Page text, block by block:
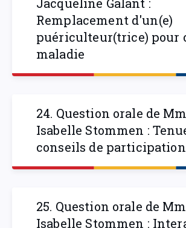
Remplacement d'un(e)
puériculteur(trice) pour
maladie
24. Question orale de
Isabelle Stommen :
conseils de participation
25. Question orale de
Isabelle Stommen :